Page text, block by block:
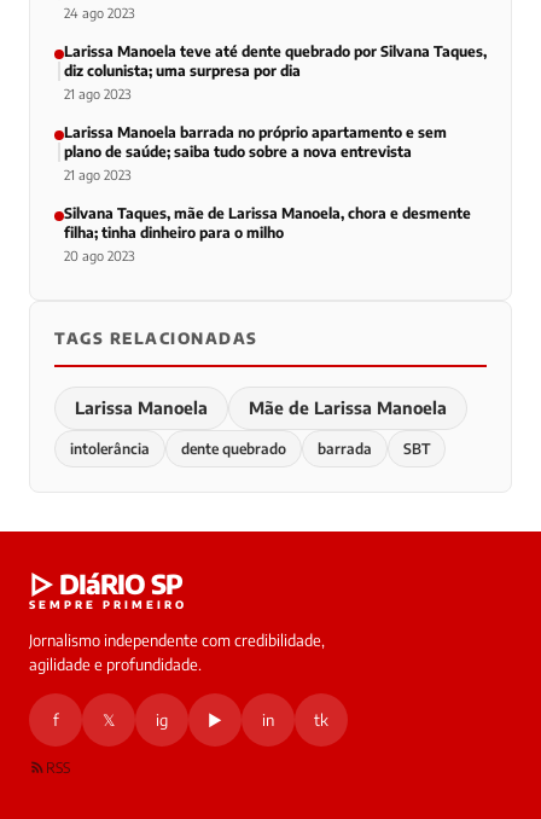
24 ago 2023
Larissa Manoela teve até dente quebrado por Silvana Taques,
diz colunista; uma surpresa por dia
21 ago 2023
Larissa Manoela barrada no próprio apartamento e sem
plano de saúde; saiba tudo sobre a nova entrevista
21 ago 2023
Silvana Taques, mãe de Larissa Manoela, chora e desmente
filha; tinha dinheiro para o milho
20 ago 2023
TAGS RELACIONADAS
Larissa Manoela Mãe de Larissa Manoela
intolerância dente quebrado barrada SBT
▷ DIáRIO SP
SEMPRE PRIMEIRO
Jornalismo independente com credibilidade,
agilidade e profundidade.
f 𝕏 ig ▶ in tk
RSS